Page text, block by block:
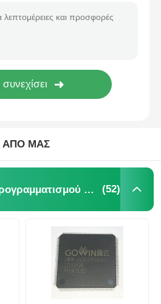
ΑΠΟ ΜΑΣ
Φύλακας πύλης προγραμματισμού πεδίου FPGA (52)